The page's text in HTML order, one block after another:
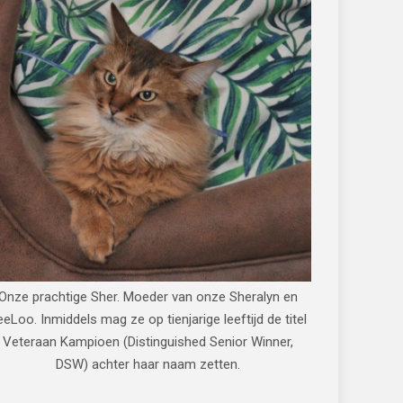
prachtige Sher. Moeder van onze Sheralyn en
Inmiddels mag ze op tienjarige leeftijd de titel
Veteraan Kampioen (Distinguished Senior Winner,
DSW) achter haar naam zetten.